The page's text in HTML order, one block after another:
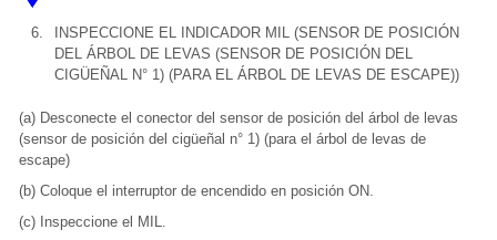
6.
INSPECCIONE EL INDICADOR MIL (SENSOR DE POSICIÓN
DEL ÁRBOL DE LEVAS (SENSOR DE POSICIÓN DEL
CIGÜEÑAL N° 1) (PARA EL ÁRBOL DE LEVAS DE ESCAPE))
(a) Desconecte el conector del sensor de posición del árbol de levas
(sensor de posición del cigüeñal n° 1) (para el árbol de levas de
escape)
(b) Coloque el interruptor de encendido en posición ON.
(c) Inspeccione el MIL.